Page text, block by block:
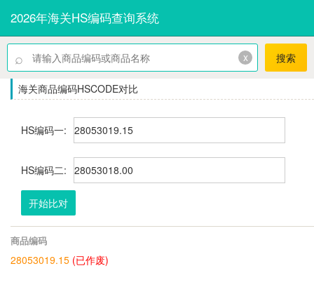
2026年海关HS编码查询系统
⌕ x 搜索
海关商品编码HSCODE对比
HS编码一:
HS编码二:
开始比对
商品编码
28053019.15 (已作废)